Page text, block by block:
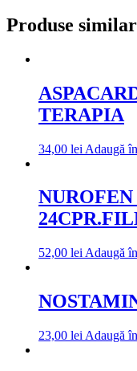
Produse
TERAPIA
34,00 lei Adaugă
52,00 lei Adaugă
23,00 lei Adaugă